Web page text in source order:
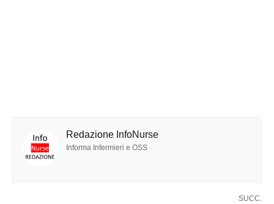
Redazione InfoNurse
Informa Infermieri e OSS
SUCC.